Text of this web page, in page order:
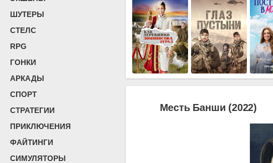
ШУТЕРЫ
СТЕЛС
RPG
ГОНКИ
АРКАДЫ
СПОРТ
СТРАТЕГИИ
ПРИКЛЮЧЕНИЯ
ФАЙТИНГИ
СИМУЛЯТОРЫ
Месть Банши (2022)